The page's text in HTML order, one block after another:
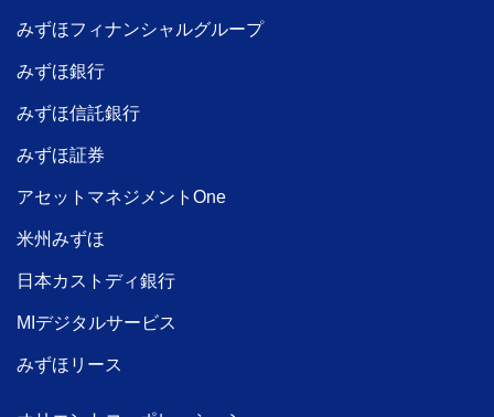
みずほフィナンシャルグループ
みずほ銀行
みずほ信託銀行
みずほ証券
アセットマネジメントOne
米州みずほ
日本カストディ銀行
MIデジタルサービス
みずほリース